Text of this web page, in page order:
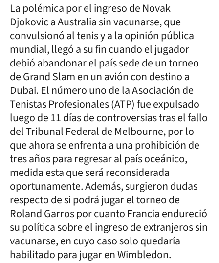
La polémica por el ingreso de Novak
Djokovic a Australia sin vacunarse, que
convulsionó al tenis y a la opinión pública
mundial, llegó a su fin cuando el jugador
debió abandonar el país sede de un torneo
de Grand Slam en un avión con destino a
Dubai. El número uno de la Asociación de
Tenistas Profesionales (ATP) fue expulsado
luego de 11 días de controversias tras el fallo
del Tribunal Federal de Melbourne, por lo
que ahora se enfrenta a una prohibición de
tres años para regresar al país oceánico,
medida esta que será reconsiderada
oportunamente. Además, surgieron dudas
respecto de si podrá jugar el torneo de
Roland Garros por cuanto Francia endureció
su política sobre el ingreso de extranjeros sin
vacunarse, en cuyo caso solo quedaría
habilitado para jugar en Wimbledon.